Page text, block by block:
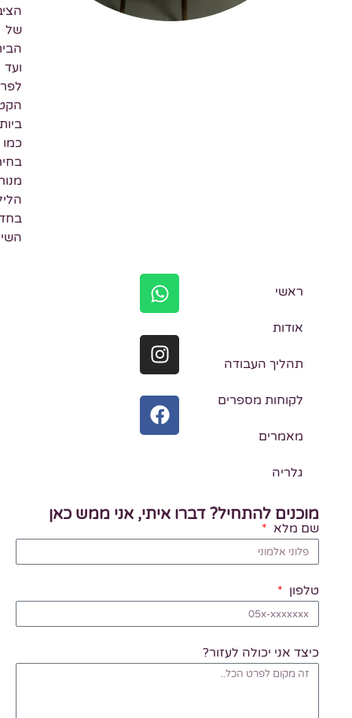
הציבורית
לפרטים
הקטנים
בחירת
מנורת
הלילה
בחדר
השינה.
תהליך העבודה
לקוחות מספרים
מאמרים
גלריה
מוכנים להתחיל? דברו איתי, אני ממש כאן
שם מלא
טלפון
כיצד אני יכולה לעזור?